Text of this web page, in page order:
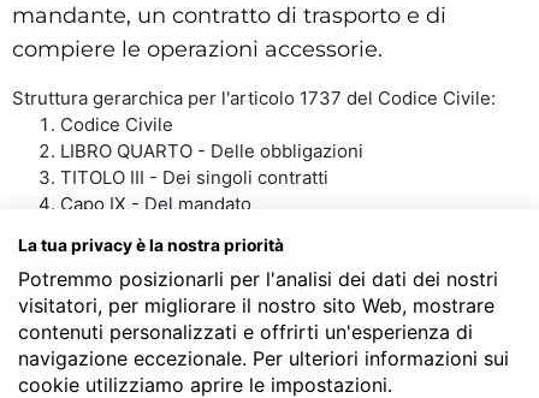
mandante, un contratto di trasporto e di
compiere le operazioni accessorie.
Struttura gerarchica per l'articolo 1737 del Codice Civile:
Codice Civile
LIBRO QUARTO - Delle obbligazioni
TITOLO III - Dei singoli contratti
Capo IX - Del mandato
Art. 1737
SERVE LA CONSULENZA DEL NOTAIO?
La tua privacy è la nostra priorità
Potremmo posizionarli per l'analisi dei dati dei nostri
visitatori, per migliorare il nostro sito Web, mostrare
contenuti personalizzati e offrirti un'esperienza di
navigazione eccezionale. Per ulteriori informazioni sui
cookie utilizziamo aprire le impostazioni.